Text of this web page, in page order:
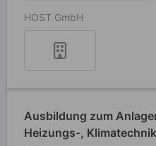
HOST GmbH
Ausbildung zum
Heizungs-,